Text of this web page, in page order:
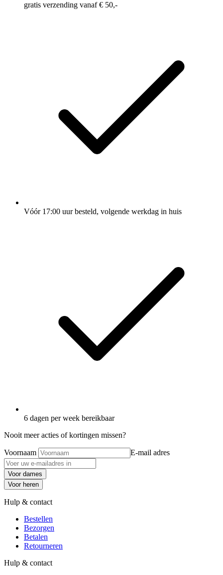
gratis verzending vanaf € 50,-
Vóór 17:00 uur besteld, volgende werkdag in huis
6 dagen per week bereikbaar
Nooit meer acties of kortingen missen?
Voornaam E-mail adres
Voor dames
Voor heren
Hulp & contact
Bestellen
Bezorgen
Betalen
Retourneren
Hulp & contact